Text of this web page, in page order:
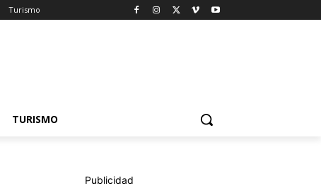
Turismo
TURISMO
Publicidad